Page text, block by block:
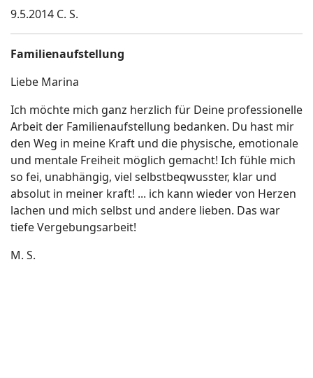
9.5.2014 C. S.
Familienaufstellung
Liebe Marina
Ich möchte mich ganz herzlich für Deine professionelle
Arbeit der Familienaufstellung bedanken. Du hast mir
den Weg in meine Kraft und die physische, emotionale
und mentale Freiheit möglich gemacht! Ich fühle mich
so fei, unabhängig, viel selbstbeqwusster, klar und
absolut in meiner kraft! ... ich kann wieder von Herzen
lachen und mich selbst und andere lieben. Das war
tiefe Vergebungsarbeit!
M. S.